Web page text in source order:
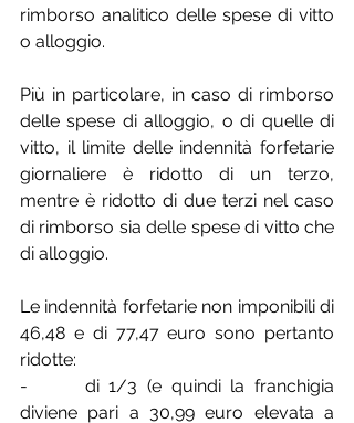
rimborso analitico delle spese di vitto
o alloggio.
Più in particolare, in caso di rimborso
delle spese di alloggio, o di quelle di
vitto, il limite delle indennità forfetarie
giornaliere è ridotto di un terzo,
mentre è ridotto di due terzi nel caso
di rimborso sia delle spese di vitto che
di alloggio.
Le indennità forfetarie non imponibili di
46,48 e di 77,47 euro sono pertanto
ridotte:
-      di 1/3 (e quindi la franchigia
diviene pari a 30,99 euro elevata a